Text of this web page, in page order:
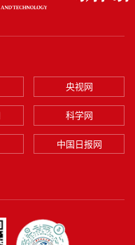
央视网
科学网
中国日报网